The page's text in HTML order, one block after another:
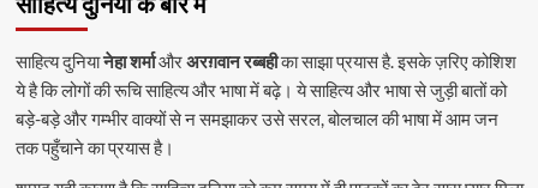
साहित्य दुनियानेहा शर्माऔरअरग़वान रब्बहीका साझा प्रयास है. इसके ज़रिए कोशिश
ये है कि लोगों की रूचि साहित्य और भाषा में बढ़े। ये साहित्य और भाषा से जुड़ी बातों को
बड़े-बड़े और गम्भीर वाक्यों से न समझाकर उसे सरल, बोलचाल की भाषा में आम जन
तक पहुँचाने का प्रयास है।